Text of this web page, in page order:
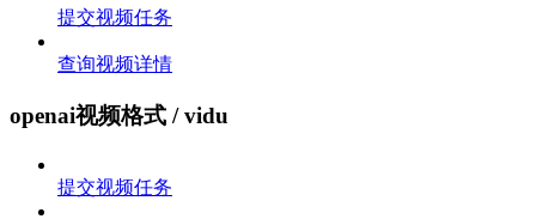
提交视频任务
查询视频详情
openai视频格式 / vidu
提交视频任务